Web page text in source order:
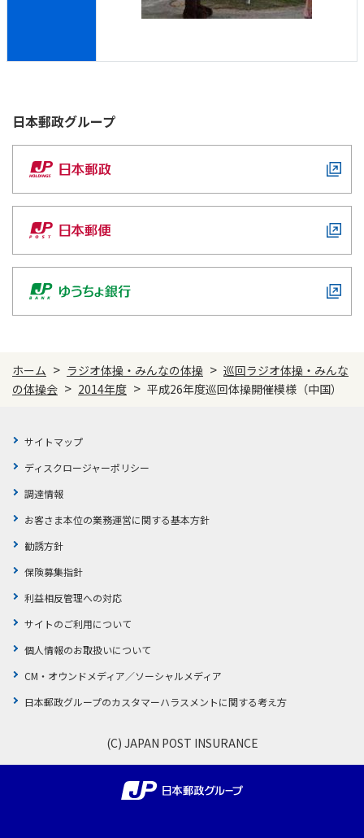
日本郵政グループ
ホーム > ラジオ体操・みんなの体操 > 巡回ラジオ体操・みんな
の体操会 > 2014年度 > 平成26年度巡回体操開催模様（中国）
サイトマップ
ディスクロージャーポリシー
調達情報
お客さま本位の業務運営に関する基本方針
勧誘方針
保険募集指針
利益相反管理への対応
サイトのご利用について
個人情報のお取扱いについて
CM・オウンドメディア／ソーシャルメディア
日本郵政グループのカスタマーハラスメントに関する考え方
(C) JAPAN POST INSURANCE